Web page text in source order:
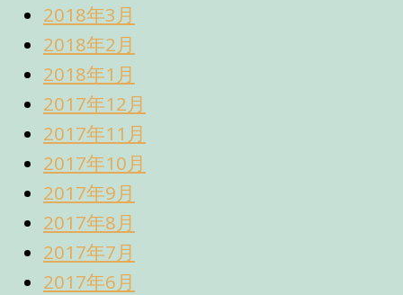
2018年3月
2018年2月
2018年1月
2017年12月
2017年11月
2017年10月
2017年9月
2017年8月
2017年7月
2017年6月